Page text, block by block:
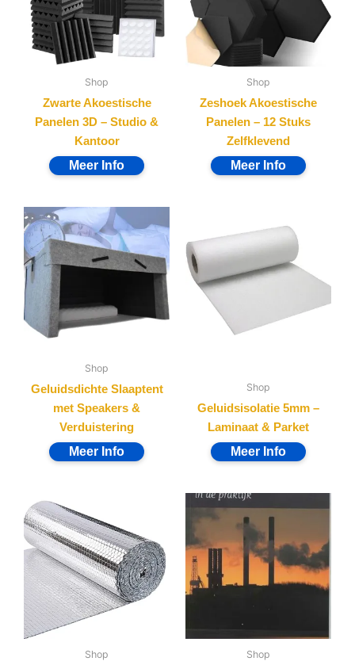
Shop
Zwarte Akoestische
Panelen 3D – Studio &
Kantoor
Shop
Zeshoek Akoestische
Panelen – 12 Stuks
Zelfklevend
Shop
Geluidsdichte Slaaptent
met Speakers &
Verduistering
Shop
Geluidsisolatie 5mm –
Laminaat & Parket
Shop Shop